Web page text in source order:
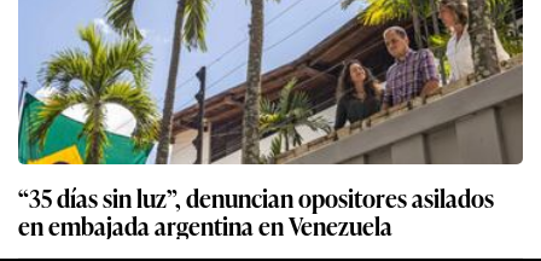
“35 días sin luz”, denuncian opositores asilados
en embajada argentina en Venezuela